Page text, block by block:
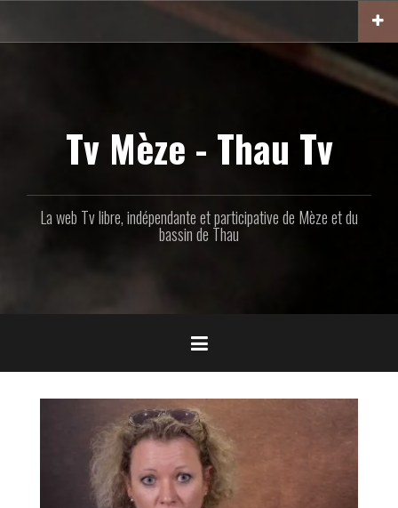
contenu
Tv Mèze - Thau Tv
La web Tv libre, indépendante et participative de Mèze et du
bassin de Thau